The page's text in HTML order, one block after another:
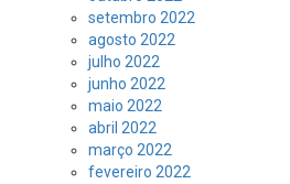
setembro 2022
agosto 2022
julho 2022
junho 2022
maio 2022
abril 2022
março 2022
fevereiro 2022